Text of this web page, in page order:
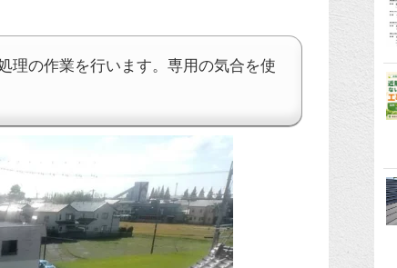
理の作業を行います。専用の気合を使